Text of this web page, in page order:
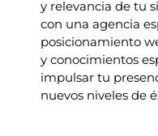
y relevancia de tu
con una agencia
posicionamiento
y conocimientos
impulsar tu
nuevos niveles de